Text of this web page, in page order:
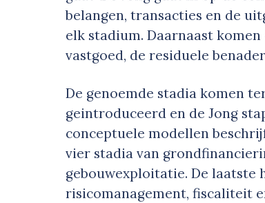
belangen, transacties en de
elk stadium. Daarnaast
vastgoed, de residuele
De genoemde stadia komen
geintroduceerd en de Jong
conceptuele modellen
vier stadia van
gebouwexploitatie. De laatste
risicomanagement, fiscaliteit